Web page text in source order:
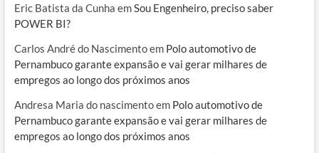
Eric Batista da Cunha em Sou Engenheiro, preciso saber
POWER BI?
Carlos André do Nascimentoem Polo automotivo de
Pernambuco garante expansão e vai gerar milhares de
empregos ao longo dos próximos anos
Andresa Maria do nascimentoem Polo automotivo de
Pernambuco garante expansão e vai gerar milhares de
empregos ao longo dos próximos anos